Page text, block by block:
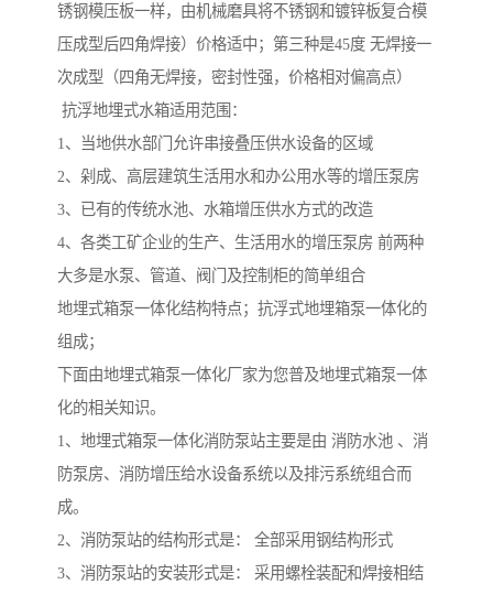
锈钢模压板一样，由机械磨具将不锈钢和镀锌板复合模
压成型后四角焊接）价格适中；第三种是45度 无焊接一
次成型（四角无焊接，密封性强，价格相对偏高点）
抗浮地埋式水箱适用范围：
1、当地供水部门允许串接叠压供水设备的区域
2、剁成、高层建筑生活用水和办公用水等的增压泵房
3、已有的传统水池、水箱增压供水方式的改造
4、各类工矿企业的生产、生活用水的增压泵房 前两种
大多是水泵、管道、阀门及控制柜的简单组合
地埋式箱泵一体化结构特点；抗浮式地埋箱泵一体化的
组成；
下面由地埋式箱泵一体化厂家为您普及地埋式箱泵一体
化的相关知识。
1、地埋式箱泵一体化消防泵站主要是由 消防水池 、消
防泵房、消防增压给水设备系统以及排污系统组合而
成。
2、消防泵站的结构形式是： 全部采用钢结构形式
3、消防泵站的安装形式是： 采用螺栓装配和焊接相结